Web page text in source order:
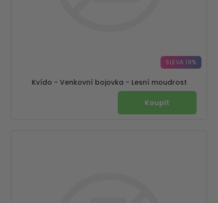
SLEVA 19%
Kvído - Venkovní bojovka - Lesní moudrost